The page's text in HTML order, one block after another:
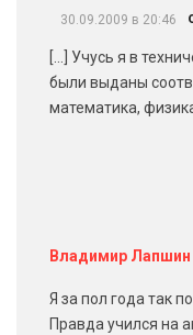
30.09.2009 в 20:46
[…] Учусь я в
были выданы
математика,
Владимир Лапшин
Я за пол года так
Правда учился на